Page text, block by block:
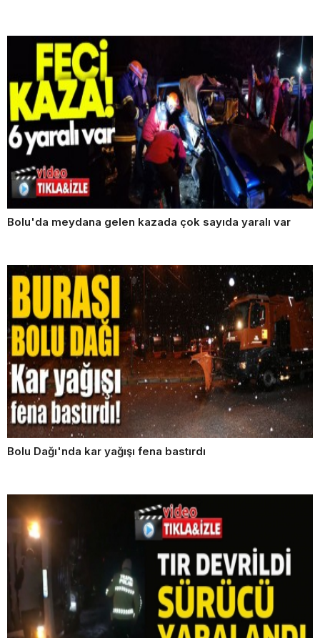
Bolu'da meydana gelen kazada çok sayıda yaralı var
Bolu Dağı'nda kar yağışı fena bastırdı